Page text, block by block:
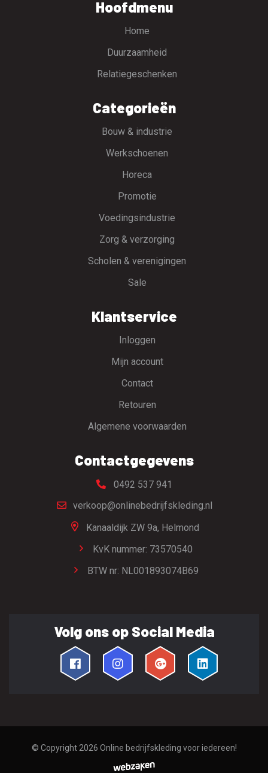
Hoofdmenu
Home
Duurzaamheid
Relatiegeschenken
Categorieën
Bouw & industrie
Werkschoenen
Horeca
Promotie
Voedingsindustrie
Zorg & verzorging
Scholen & verenigingen
Sale
Klantservice
Inloggen
Mijn account
Contact
Retouren
Algemene voorwaarden
Contactgegevens
0492 537 941
verkoop@onlinebedrijfskleding.nl
Kanaaldijk ZW 9a, Helmond
KvK nummer: 73570540
BTW nr: NL001893074B69
Volg ons op Social Media
© Copyright 2026 Online bedrijfskleding voor iedereen!